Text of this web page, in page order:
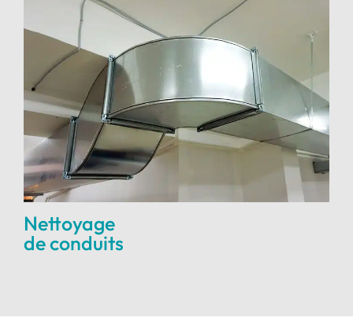
Nettoyage
de conduits